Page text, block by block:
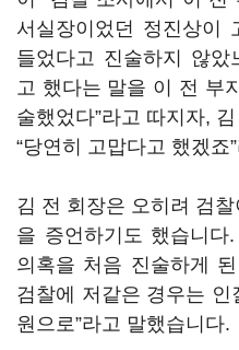
서실장이었던 정진상이
들었다고 진술하지 않았
고 했다는 말을 이 전 부
술했었다”라고 따지자,
“당연히 고맙다고 했겠죠
김 전 회장은 오히려 검
을 증언하기도 했습니
의혹을 처음 진술하게
검찰에 저같은 경우는
원으로”라고 말했습니다.